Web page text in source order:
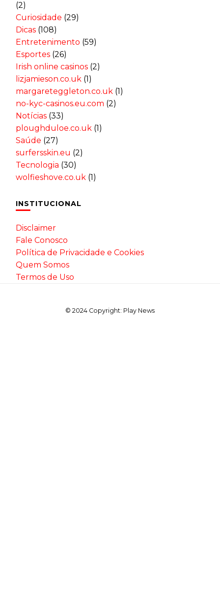
(2)
Curiosidade (29)
Dicas (108)
Entretenimento (59)
Esportes (26)
Irish online casinos (2)
lizjamieson.co.uk (1)
margareteggleton.co.uk (1)
no-kyc-casinos.eu.com (2)
Notícias (33)
ploughduloe.co.uk (1)
Saúde (27)
surfersskin.eu (2)
Tecnologia (30)
wolfieshove.co.uk (1)
INSTITUCIONAL
Disclaimer
Fale Conosco
Política de Privacidade e Cookies
Quem Somos
Termos de Uso
© 2024 Copyright: Play News